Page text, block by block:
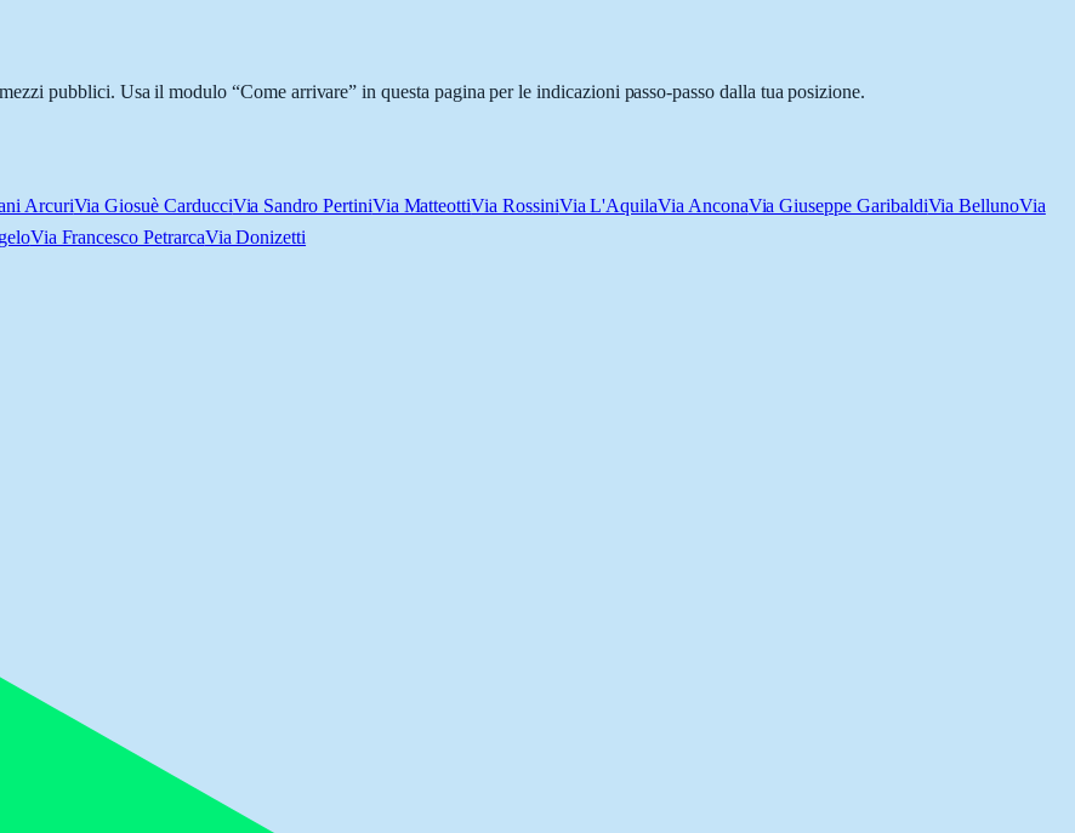
pubblici. Usa il modulo “Come arrivare” in questa pagina per le indicazioni passo-passo dalla tua posizione.
ArcuriVia Giosuè CarducciVia Sandro PertiniVia MatteottiVia RossiniVia L'AquilaVia AnconaVia Giuseppe GaribaldiVia BellunoVia
Via Francesco PetrarcaVia Donizetti